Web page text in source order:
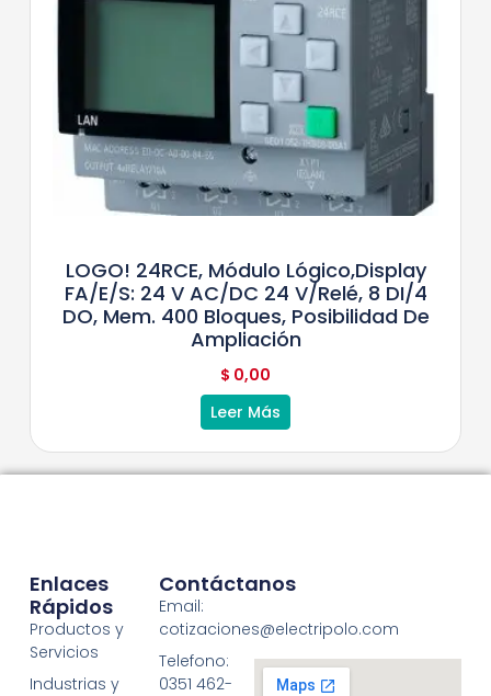
LOGO! 24RCE, Módulo Lógico,display
FA/E/S: 24 V AC/DC 24 V/relé, 8 DI/4
DO, Mem. 400 Bloques, Posibilidad De
Ampliación
$ 0,00
Leer Más
Enlaces
Rápidos
Productos y
Servicios
Industrias y
Contáctanos
Email:
cotizaciones@electripolo.com
Telefono:
0351 462-